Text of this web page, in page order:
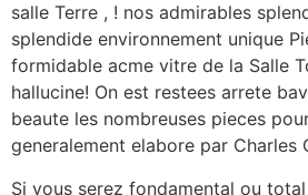
salle Terre , ! nos admirables
splendide environnement unique
formidable acme vitre de la Salle
hallucine! On est restees arrete
beaute les nombreuses pieces
generalement elabore par Charles
Si vous serez fondamental ou